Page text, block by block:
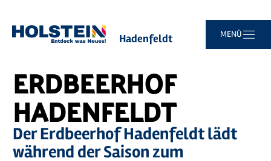
Hauptinhalt
Suche
Navigation
Footer
MENÜ
Sie
Startseite Erdbeerhof Hadenfeldt
ERDBEERHOF
HADENFELDT
Der Erdbeerhof Hadenfeldt lädt
während der Saison zum